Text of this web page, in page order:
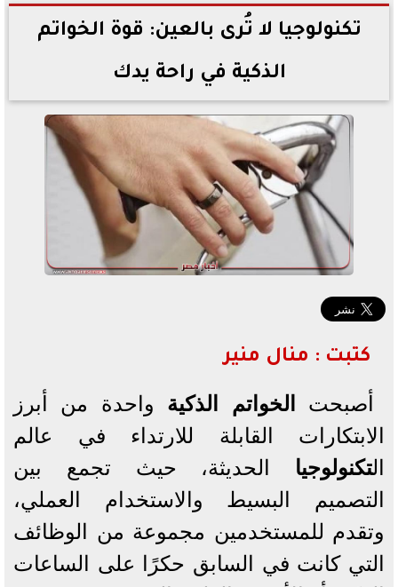
تكنولوجيا لا تُرى بالعين: قوة الخواتم
الذكية في راحة يدك
كتبت : منال منير
أصبحت الخواتم الذكية واحدة من أبرز
الابتكارات القابلة للارتداء في عالم
التكنولوجيا الحديثة، حيث تجمع بين
التصميم البسيط والاستخدام العملي،
وتقدم للمستخدمين مجموعة من الوظائف
التي كانت في السابق حكرًا على الساعات